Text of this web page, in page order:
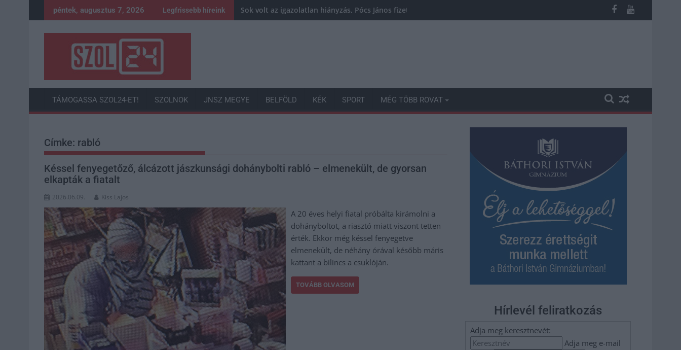
to
péntek, augusztus 7, 2026 Legfrissebb híreink Sok volt az igazolatlan hiányzás, Pócs János fizetéslevonást kapott, más fideszesek még kevesebbet vittek haza
TÁMOGASSA SZOL24-ET! SZOLNOK JNSZ MEGYE BELFÖLD KÉK SPORT MÉG TÖBB ROVAT
Címke: rabló
Késsel fenyegetőző, álcázott jászkunsági dohánybolti rabló – elmenekült, de gyorsan
elkapták a fiatalt
2026.06.09. Kiss Lajos
A 20 éves helyi fiatal próbálta kirámolni a
dohányboltot, a riasztó miatt viszont tetten
érték. Ekkor még késsel fenyegetve
elmenekült, de néhány órával később máris
kattant a bilincs a csuklóján.
TOVÁBB OLVASOM
Hírlevél feliratkozás
Adja meg keresztnevét:
Adja meg e-mail